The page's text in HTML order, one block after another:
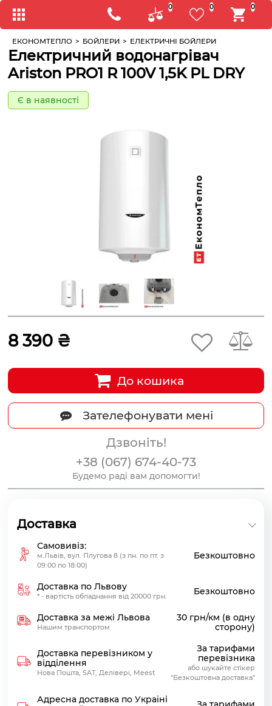
0 0 0
ЕКОНОМТЕПЛО > БОЙЛЕРИ > ЕЛЕКТРИЧНІ БОЙЛЕРИ
Електричний водонагрівач
Ariston PRO1 R 100V 1,5K PL DRY
Є в наявності
8 390 ₴
До кошика
Зателефонувати мені
Дзвоніть!
+38 (067) 674-40-73
Будемо раді вам допомогти!
Доставка
Самовивіз:
м.Львів, вул. Плугова 8 (з пн. по пт. з
09:00 по 18:00)
Безкоштовно
Доставка по Львову
* - вартість обладнання від 20000 грн. Безкоштовно
Доставка за межі Львова
Нашим транспортом
30 грн/км (в одну
сторону)
Доставка перевізником у
відділення
Нова Пошта, SAT, Делівері, Meest
За тарифами
перевізника
або шукайте стікер
"Безкоштовна доставка"
Адресна доставка по Україні